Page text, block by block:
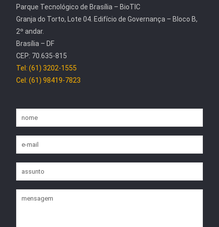
Parque Tecnológico de Brasília – BioTIC
Granja do Torto, Lote 04. Edifício de Governança – Bloco B,
2º andar.
Brasília – DF
CEP: 70.635-815
Tel: (61) 3202-1555
Cel: (61) 98419-7823